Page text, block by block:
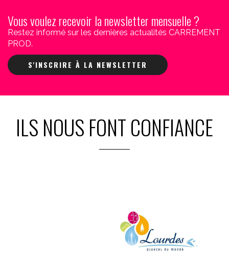
Vous voulez recevoir la newsletter mensuelle ?
Restez informé sur les dernières actualités CARREMENT
PROD.
S'INSCRIRE À LA NEWSLETTER
ILS NOUS FONT CONFIANCE